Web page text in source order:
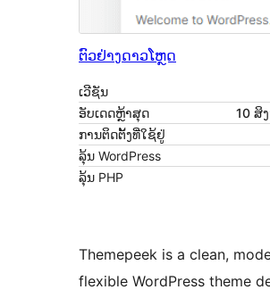
ຕົວຢ່າງດາວໂຫຼດ
ເວີຊັນ
ອັບເດດຫຼ້າສຸດ
10 ສິ
ການຕິດຕັ້ງທີ່ໃຊ້ຢູ່
ລຸ້ນ WordPress
ລຸ້ນ PHP
Themepeek is a clean,
flexible WordPress theme